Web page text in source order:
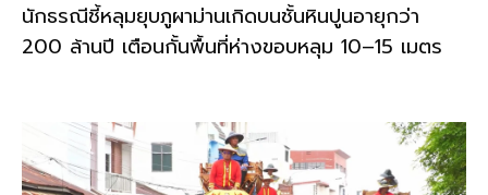
นักธรณีชี้หลุมยุบภูผาม่านเกิดบนชั้นหินปูนอายุกว่า
200 ล้านปี เตือนกั้นพื้นที่ห่างขอบหลุม 10–15 เมตร